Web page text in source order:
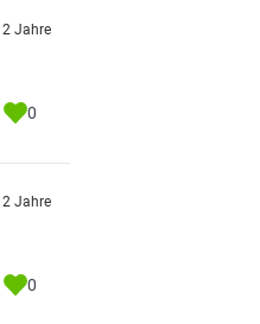
2 Jahre
0
2 Jahre
0